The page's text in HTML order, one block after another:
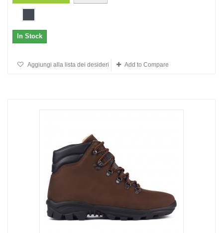
In Stock
Aggiungi alla lista dei desideri Add to Compare